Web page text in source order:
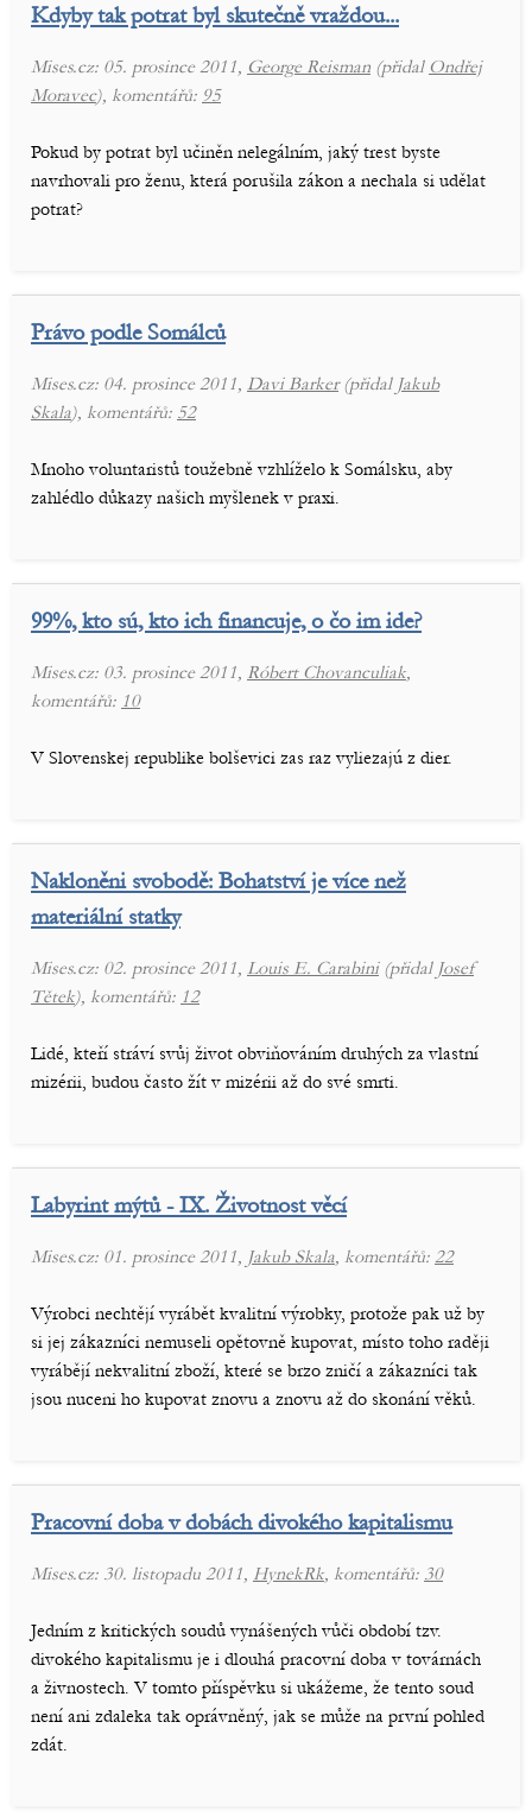
Kdyby tak potrat byl skutečně vraždou...
Mises.cz: 05. prosince 2011, George Reisman (přidal Ondřej
Moravec), komentářů: 95
Pokud by potrat byl učiněn nelegálním, jaký trest byste
navrhovali pro ženu, která porušila zákon a nechala si udělat
potrat?
Právo podle Somálců
Mises.cz: 04. prosince 2011, Davi Barker(přidal Jakub
Skala), komentářů: 52
Mnoho voluntaristů toužebně vzhlíželo k Somálsku, aby
zahlédlo důkazy našich myšlenek v praxi.
99%, kto sú, kto ich financuje, o čo im ide?
Mises.cz: 03. prosince 2011, Róbert Chovanculiak,
komentářů: 10
V Slovenskej republike bolševici zas raz vyliezajú z dier.
Nakloněni svobodě: Bohatství je více než
materiální statky
Mises.cz: 02. prosince 2011, Louis E. Carabini(přidal Josef
Tětek), komentářů: 12
Lidé, kteří stráví svůj život obviňováním druhých za vlastní
mizérii, budou často žít v mizérii až do své smrti.
Labyrint mýtů - IX. Životnost věcí
Mises.cz: 01. prosince 2011, Jakub Skala, komentářů: 22
Výrobci nechtějí vyrábět kvalitní výrobky, protože pak už by
si jej zákazníci nemuseli opětovně kupovat, místo toho raději
vyrábějí nekvalitní zboží, které se brzo zničí a zákazníci tak
jsou nuceni ho kupovat znovu a znovu až do skonání věků.
Pracovní doba v dobách divokého kapitalismu
Mises.cz: 30. listopadu 2011, HynekRk, komentářů: 30
Jedním z kritických soudů vynášených vůči období tzv.
divokého kapitalismu je i dlouhá pracovní doba v továrnách
a živnostech. V tomto příspěvku si ukážeme, že tento soud
není ani zdaleka tak oprávněný, jak se může na první pohled
zdát.